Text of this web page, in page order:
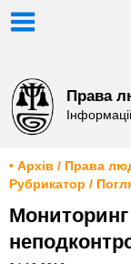
Права
• Архів / Права
Рубрикатор /